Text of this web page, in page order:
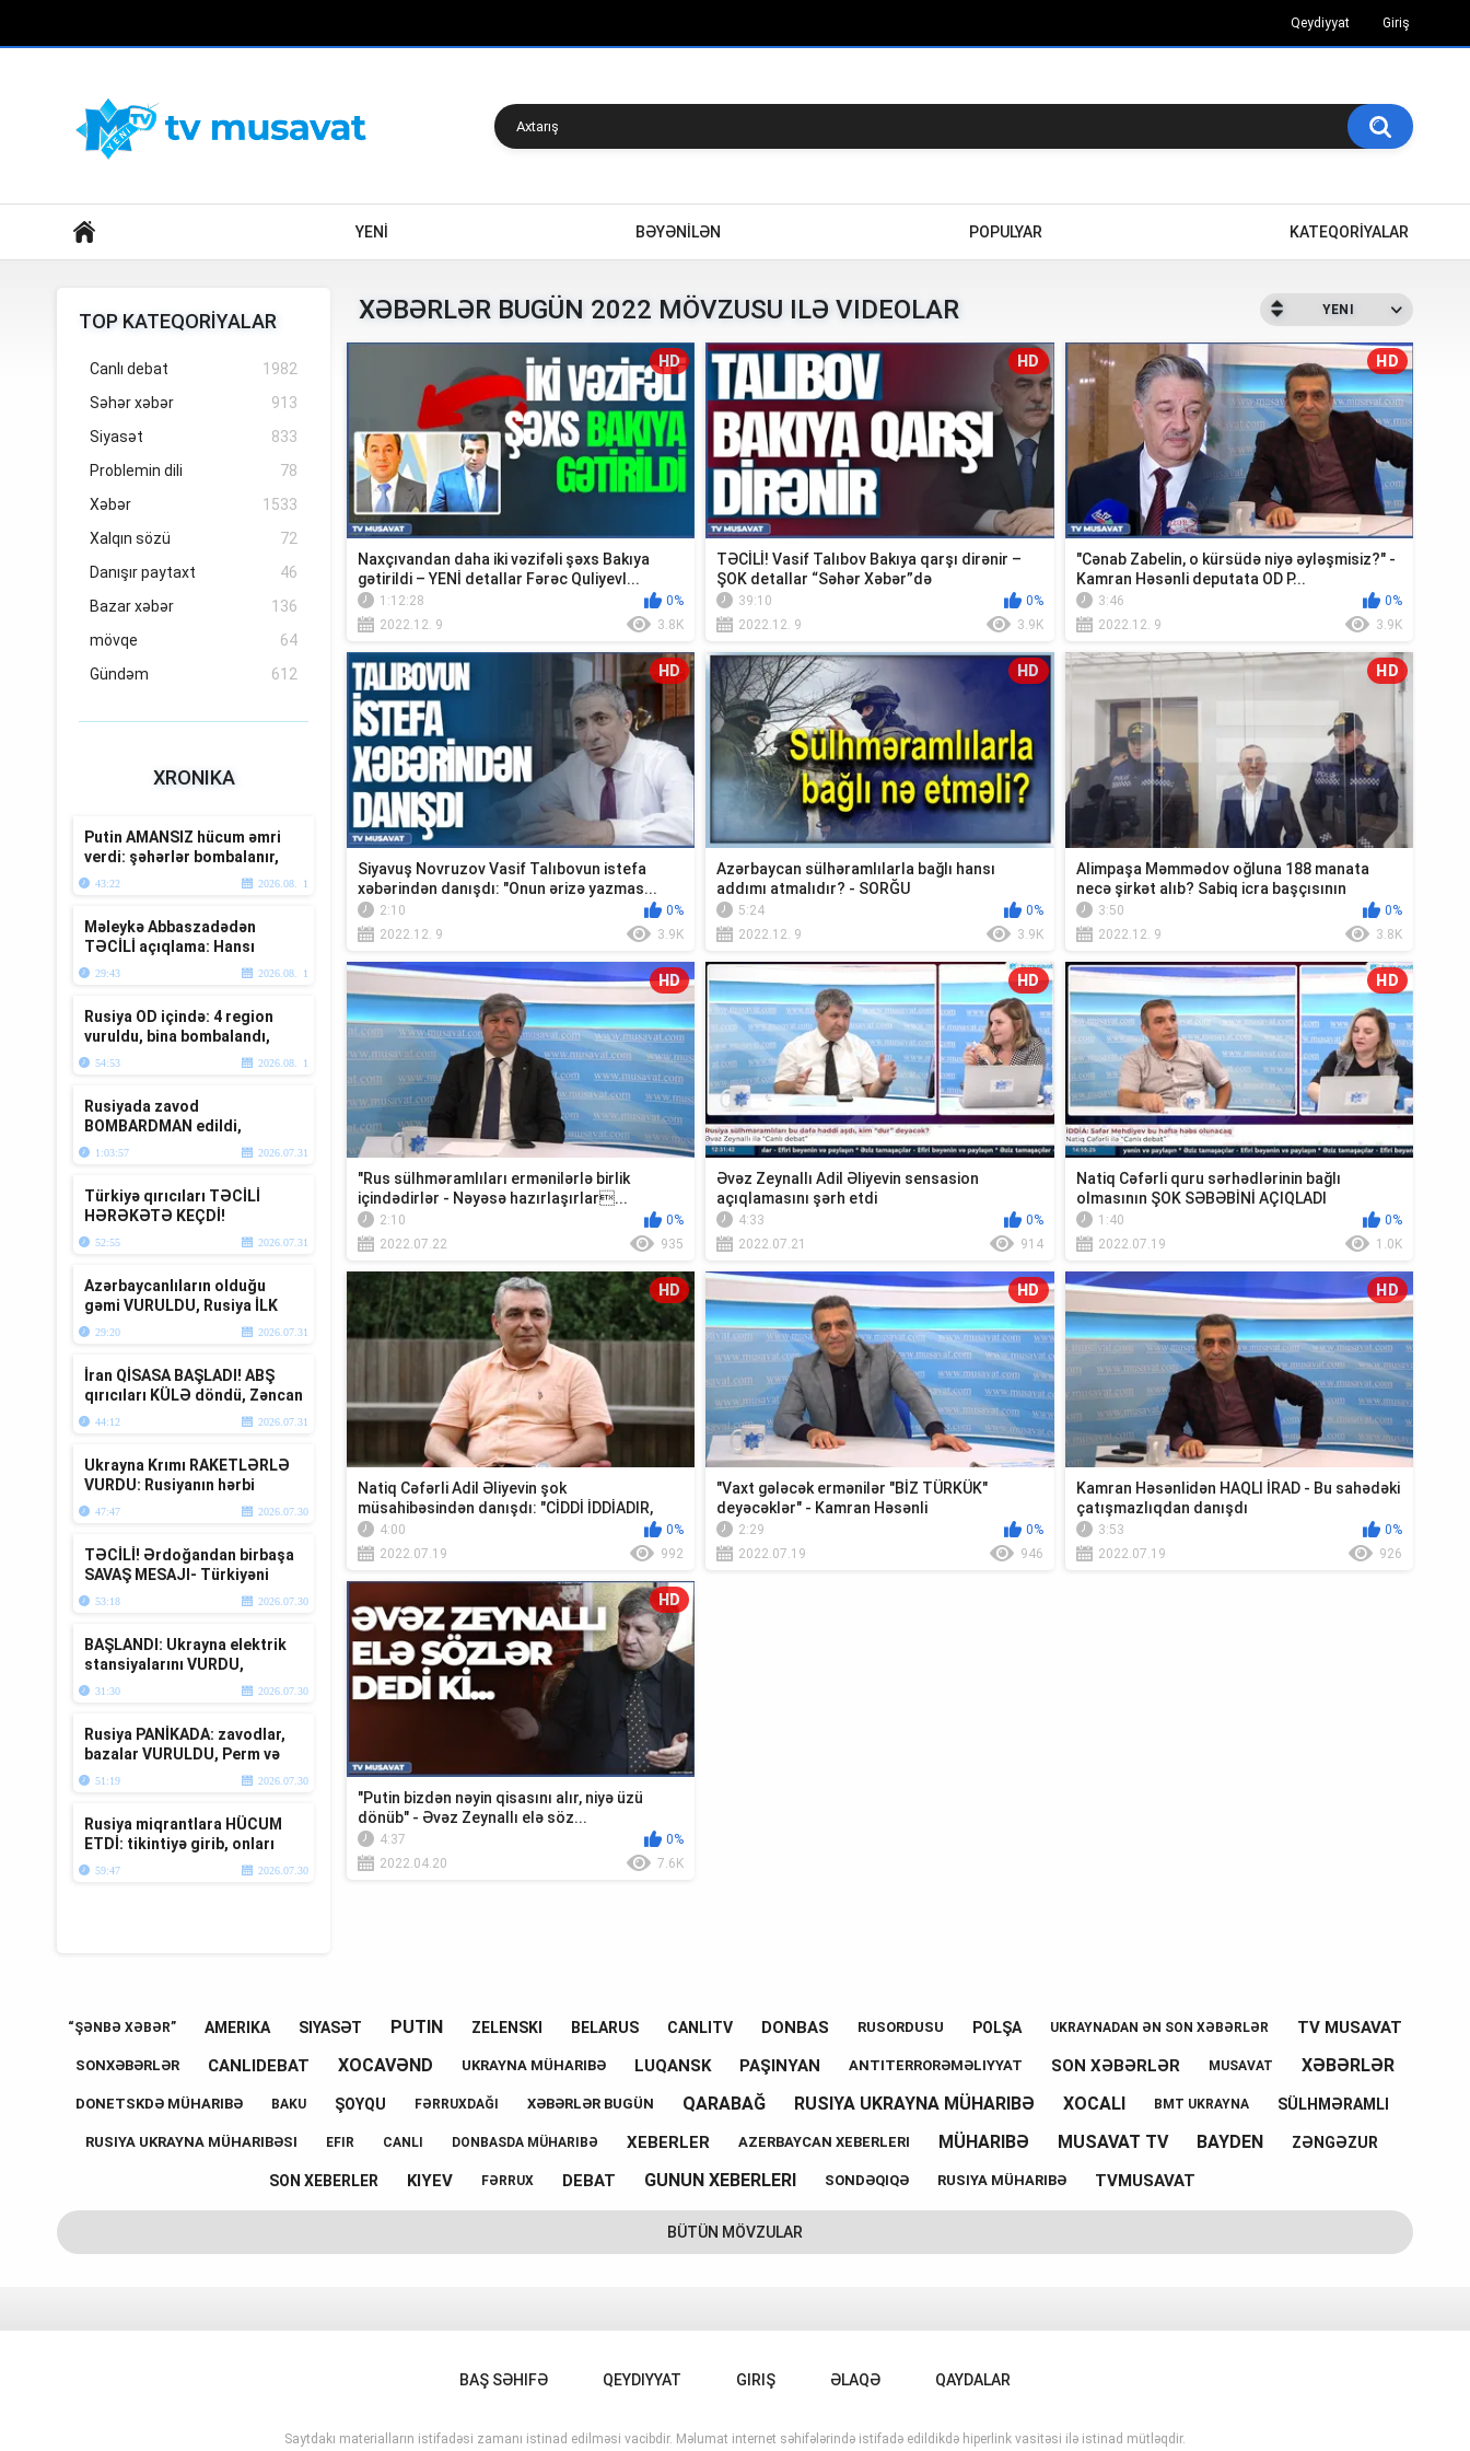
Qeydiyyat Giriş
YENİ BƏYƏNİLƏN POPULYAR KATEQORİYALAR
TOP KATEQORİYALAR
Canlı debat
1982
Səhər xəbər
913
Siyasət
833
Problemin dili
78
Xəbər
1533
Xalqın sözü
72
Danışır paytaxt
46
Bazar xəbər
136
mövqe
64
Gündəm
612
XRONIKA
Putin AMANSIZ hücum əmri
verdi: şəhərlər bombalanır,
Trampdan açıqlama
43:22 2026.08. 1
Məleykə Abbaszadədən
TƏCİLİ açıqlama: Hansı
qruplarda artım və azalma
29:43 2026.08. 1
Rusiya OD içində: 4 region
vuruldu, bina bombalandı,
ö*lənlər var
54:53 2026.08. 1
Rusiyada zavod
BOMBARDMAN edildi,
anbarlar YANIR-Ukrayna
1:03:57 2026.07.31
Türkiyə qırıcıları TƏCİLİ
HƏRƏKƏTƏ KEÇDİ!
Ərdoğanla Putin Baltikyanıda
52:55 2026.07.31
Azərbaycanlıların olduğu
gəmi VURULDU, Rusiya İLK
DƏFƏ bu raketi atdı – “Ana
29:20 2026.07.31
İran QİSASA BAŞLADI! ABŞ
qırıcıları KÜLƏ döndü, Zəncan
BOMBALANDI – Müharibə
44:12 2026.07.31
Ukrayna Krımı RAKETLƏRLƏ
VURDU: Rusiyanın hərbi
bazaları YERLƏ YEKSAN
47:47 2026.07.30
TƏCİLİ! Ərdoğandan birbaşa
SAVAŞ MESAJI- Türkiyəni
müharibəyə ÇƏKDİLƏR-TV
53:18 2026.07.30
BAŞLANDI: Ukrayna elektrik
stansiyalarını VURDU,
Zelenski və Moskvadan
31:30 2026.07.30
Rusiya PANİKADA: zavodlar,
bazalar VURULDU, Perm və
Krım da BOMBALANDI
51:19 2026.07.30
Rusiya miqrantlara HÜCUM
ETDİ: tikintiyə girib, onları
TƏHQİR ETDİ -yerə yıxıb...T...
59:47 2026.07.30
XƏBƏRLƏR BUGÜN 2022 MÖVZUSU ILƏ VIDEOLAR YENI
HD
Naxçıvandan daha iki vəzifəli şəxs Bakıya
gətirildi – YENİ detallar Fərəc Quliyevl...
1:12:28
0%
2022.12. 9
3.8K
HD
TƏCİLİ! Vasif Talıbov Bakıya qarşı dirənir –
ŞOK detallar “Səhər Xəbər”də
39:10
0%
2022.12. 9
3.9K
HD
"Cənab Zabelin, o kürsüdə niyə əyləşmisiz?" -
Kamran Həsənli deputata OD P...
3:46
0%
2022.12. 9
3.9K
HD
Siyavuş Novruzov Vasif Talıbovun istefa
xəbərindən danışdı: "Onun ərizə yazmas...
2:10
0%
2022.12. 9
3.9K
HD
Azərbaycan sülhəramlılarla bağlı hansı
addımı atmalıdır? - SORĞU
5:24
0%
2022.12. 9
3.9K
HD
Alimpaşa Məmmədov oğluna 188 manata
necə şirkət alıb? Sabiq icra başçısının
məhkəm...
3:50
0%
2022.12. 9
3.8K
HD
"Rus sülhməramlıları ermənilərlə birlik
içindədirlər - Nəyəsə hazırlaşırlar...
2:10
0%
2022.07.22
935
HD
Əvəz Zeynallı Adil Əliyevin sensasion
açıqlamasını şərh etdi
4:33
0%
2022.07.21
914
HD
Natiq Cəfərli quru sərhədlərinin bağlı
olmasının ŞOK SƏBƏBİNİ AÇIQLADI
1:40
0%
2022.07.19
1.0K
HD
Natiq Cəfərli Adil Əliyevin şok
müsahibəsindən danışdı: "CİDDİ İDDİADIR,
ARAŞD...
4:00
0%
2022.07.19
992
HD
"Vaxt gələcək ermənilər "BİZ TÜRKÜK"
deyəcəklər" - Kamran Həsənli
2:29
0%
2022.07.19
946
HD
Kamran Həsənlidən HAQLI İRAD - Bu sahədəki
çatışmazlıqdan danışdı
3:53
0%
2022.07.19
926
HD
"Putin bizdən nəyin qisasını alır, niyə üzü
dönüb" - Əvəz Zeynallı elə söz...
4:37
0%
2022.04.20
7.6K
“ŞƏNBƏ XƏBƏR” AMERIKA SIYASƏT PUTIN ZELENSKI BELARUS CANLITV DONBAS RUSORDUSU POLŞA UKRAYNADAN ƏN SON XƏBƏRLƏR TV MUSAVAT
SONXƏBƏRLƏR CANLIDEBAT XOCAVƏND UKRAYNA MÜHARIBƏ LUQANSK PAŞINYAN ANTITERRORƏMƏLIYYAT SON XƏBƏRLƏR MUSAVAT XƏBƏRLƏR
DONETSKDƏ MÜHARIBƏ BAKU ŞOYQU FƏRRUXDAĞI XƏBƏRLƏR BUGÜN QARABAĞ RUSIYA UKRAYNA MÜHARIBƏ XOCALI BMT UKRAYNA SÜLHMƏRAMLI
RUSIYA UKRAYNA MÜHARIBƏSI EFIR CANLI DONBASDA MÜHARIBƏ XEBERLER AZERBAYCAN XEBERLERI MÜHARIBƏ MUSAVAT TV BAYDEN ZƏNGƏZUR
SON XEBERLER KIYEV FƏRRUX DEBAT GUNUN XEBERLERI SONDƏQIQƏ RUSIYA MÜHARIBƏ TVMUSAVAT
BÜTÜN MÖVZULAR
BAŞ SƏHIFƏ QEYDIYYAT GIRIŞ ƏLAQƏ QAYDALAR
Saytdakı materialların istifadəsi zamanı istinad edilməsi vacibdir. Məlumat internet səhifələrində istifadə edildikdə hiperlink vasitəsi ilə istinad mütləqdir.